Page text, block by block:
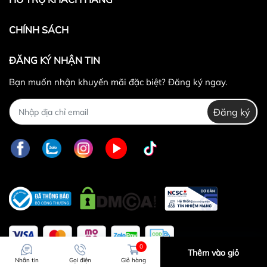
Lưu ý:
0829447733
Không hoàn lại tiền thừa
phẩm đổi.
Sản phẩm bị lỗi từ nhà sản xuất
Hư hỏng trong quá trình vận chuyển
CHÍNH SÁCH
ĐĂNG KÝ NHẬN TIN
Bạn muốn nhận khuyến mãi đặc biệt? Đăng ký ngay.
Đăng ký
Nhắn tin Gọi điện
0
Giỏ hàng
Thêm vào giỏ